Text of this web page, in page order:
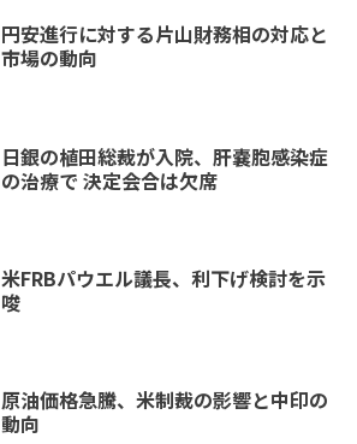
円安進行に対する片山財務相の対応と
市場の動向
日銀の植田総裁が入院、肝嚢胞感染症
の治療で 決定会合は欠席
米FRBパウエル議長、利下げ検討を示
唆
原油価格急騰、米制裁の影響と中印の
動向